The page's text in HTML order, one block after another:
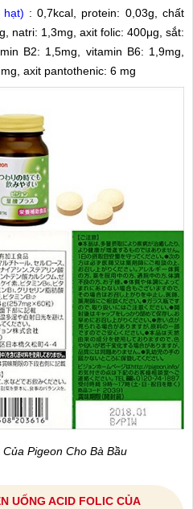
: 0,7kcal, protein: 0,03g, chất
natri: 1,3mg, axit folic: 400μg, sắt:
B2: 1,5mg, vitamin B6: 1,9mg,
axit pantothenic: 6 mg
Pigeon Cho Bà Bầu
UỐNG ACID FOLIC CỦA